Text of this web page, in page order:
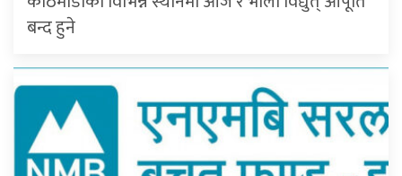
बन्द हुने